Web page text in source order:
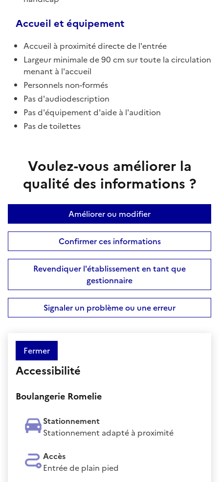
Accueil et équipement
Accueil à proximité directe de l'entrée
Largeur minimale de 90 cm sur toute la circulation
menant à l'accueil
Personnels non-formés
Pas d'audiodescription
Pas d'équipement d'aide à l'audition
Pas de toilettes
Voulez-vous améliorer la
qualité des informations ?
Améliorer ou modifier
Confirmer ces informations
Revendiquer l'établissement en tant que
gestionnaire
Signaler un problème ou une erreur
Fermer
Accessibilité
Boulangerie Romelie
Stationnement
Stationnement adapté à proximité
Accès
Entrée de plain pied